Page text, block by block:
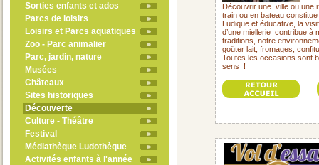
Sorties enfants et ados
Parcs de loisirs
Loisirs et Parcs aquatiques
Zoo - Parc animalier
Parc, jardin, nature
Musées
Châteaux
Sites historiques
Découverte
Culture - Théâtre
Festival
Médiathèque Ludothèque
Activités enfants à l'année
Découvrir une ville ou une
train ou en bateau
Ludique et éducative, la
d’une miellerie contribue à
traditions, notre
goûter lait, fromages,
Toutes les occasions sont
sens !